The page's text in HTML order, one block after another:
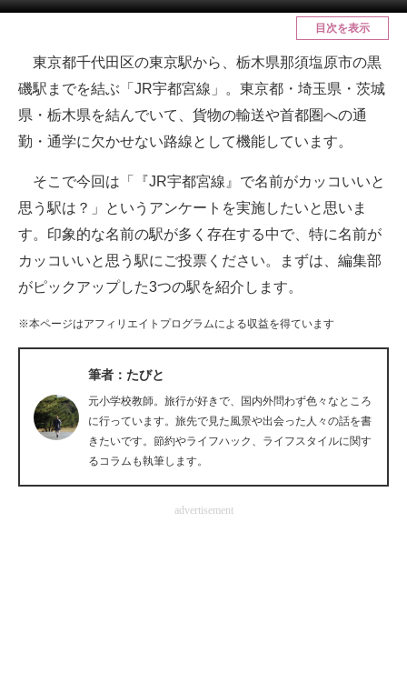
メディア
ITの今と未来を見通す
スマホと通信の最新トレンド
ビジネスと働き方のヒント
マーケ×ITの今がよく分かる
ITエンジニア向け専門サイト
IT製品の技術・比較・事例
目次を表示
東京都千代田区の東京駅から、栃木県那須塩原市の黒
磯駅までを結ぶ「JR宇都宮線」。東京都・埼玉県・茨城
県・栃木県を結んでいて、貨物の輸送や首都圏への通
勤・通学に欠かせない路線として機能しています。
そこで今回は「『JR宇都宮線』で名前がカッコいいと
思う駅は？」というアンケートを実施したいと思いま
す。印象的な名前の駅が多く存在する中で、特に名前が
カッコいいと思う駅にご投票ください。まずは、編集部
がピックアップした3つの駅を紹介します。
※本ページはアフィリエイトプログラムによる収益を得ています
筆者：たびと
元小学校教師。旅行が好きで、国内外問わず色々なところ
に行っています。旅先で見た風景や出会った人々の話を書
きたいです。節約やライフハック、ライフスタイルに関す
るコラムも執筆します。
advertisement